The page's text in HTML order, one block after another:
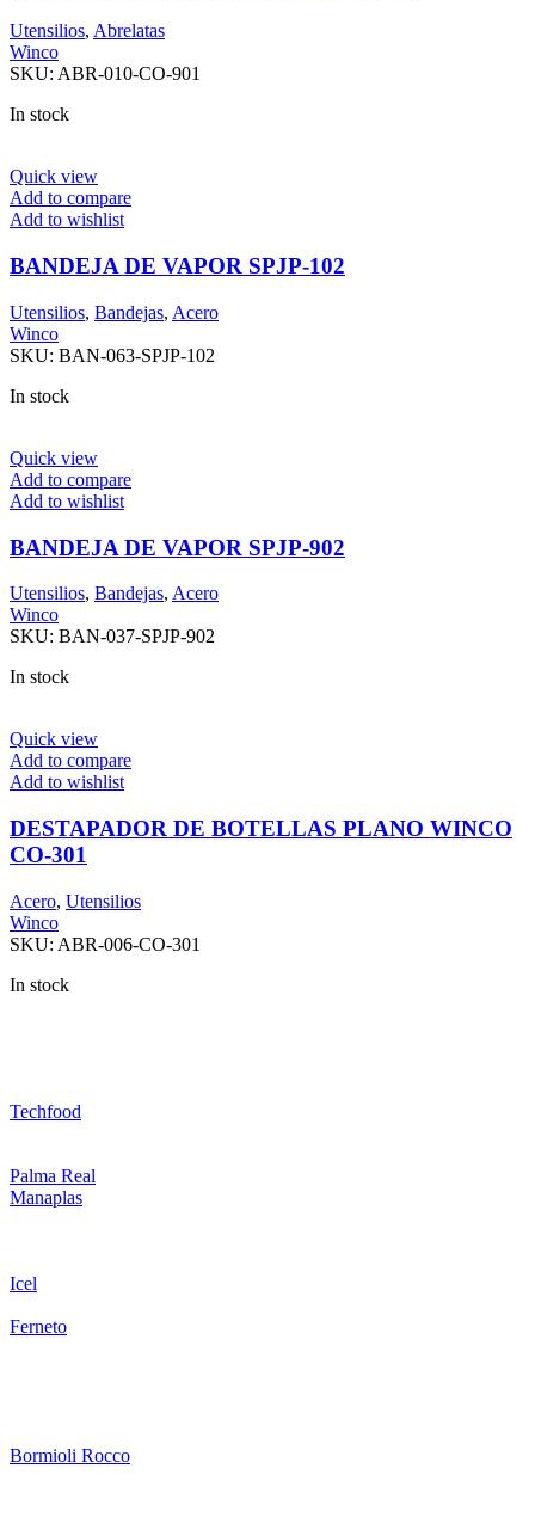
Utensilios, Abrelatas
Winco
SKU: ABR-010-CO-901
In stock
Quick view
Add to compare
Add to wishlist
BANDEJA DE VAPOR SPJP-102
Utensilios, Bandejas, Acero
Winco
SKU: BAN-063-SPJP-102
In stock
Quick view
Add to compare
Add to wishlist
BANDEJA DE VAPOR SPJP-902
Utensilios, Bandejas, Acero
Winco
SKU: BAN-037-SPJP-902
In stock
Quick view
Add to compare
Add to wishlist
DESTAPADOR DE BOTELLAS PLANO WINCO
CO-301
Acero, Utensilios
Winco
SKU: ABR-006-CO-301
In stock
Techfood
Palma Real
Manaplas
Icel
Ferneto
Bormioli Rocco